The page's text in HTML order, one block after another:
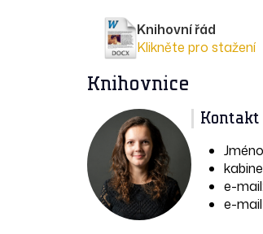
Knihovní řád
Klikněte pro stažení
Knihovnice
Kontakt
e-mail:
e-